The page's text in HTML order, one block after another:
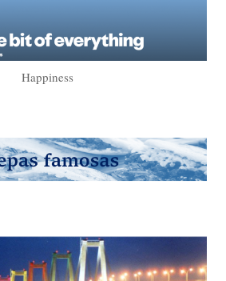
Happiness